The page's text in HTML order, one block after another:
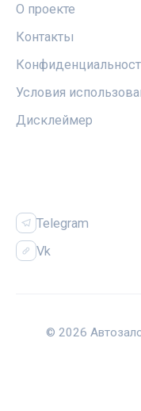
О проекте
Контакты
Условия
Дисклеймер
Telegram
Vk
© 2026